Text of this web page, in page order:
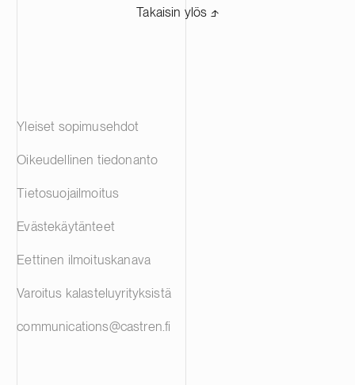
Takaisin ylös ⬏
Yleiset sopimusehdot
Oikeudellinen tiedonanto
Tietosuojailmoitus
Evästekäytänteet
Eettinen ilmoituskanava
Varoitus kalasteluyrityksistä
communications@castren.fi